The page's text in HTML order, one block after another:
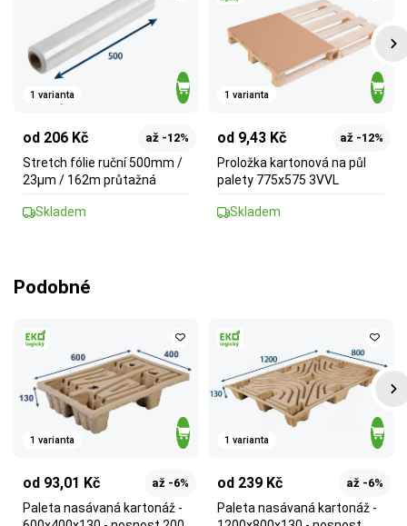
1 varianta
od 206 Kč až -12%
Stretch fólie ruční 500mm /
23µm / 162m průtažná
Skladem
1 varianta
od 9,43 Kč až -12%
Proložka kartonová na půl
palety 775x575 3VVL
Skladem
Podobné
1 varianta
od 93,01 Kč až -6%
Paleta nasávaná kartonáž -
1 varianta
od 239 Kč až -6%
Paleta nasávaná kartonáž -